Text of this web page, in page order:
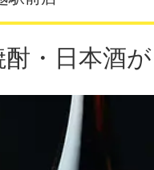
・日本酒